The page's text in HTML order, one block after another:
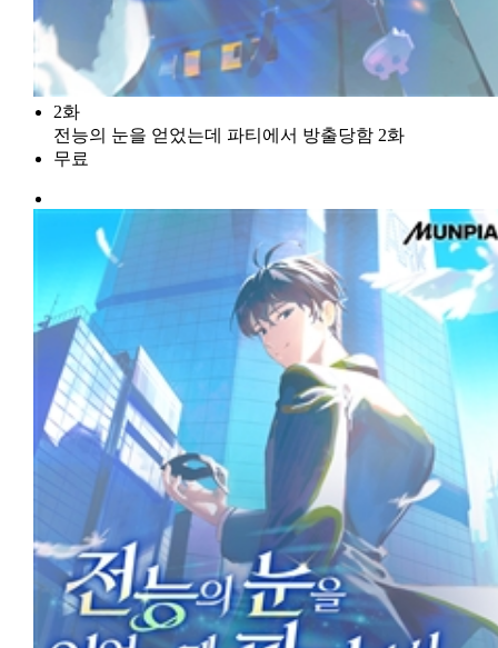
2화
전능의 눈을 얻었는데 파티에서 방출당함 2화
무료